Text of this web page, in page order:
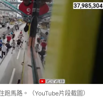
馬路。（YouTube片段截圖）